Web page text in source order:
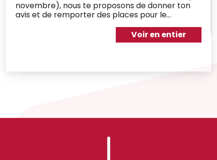
novembre), nous te proposons de donner ton
avis et de remporter des places pour le
compagnie des "Voyageurs sans bagage" ce 20
septembre à 20h à l'Espace Georges Truffaut
Voir en entier